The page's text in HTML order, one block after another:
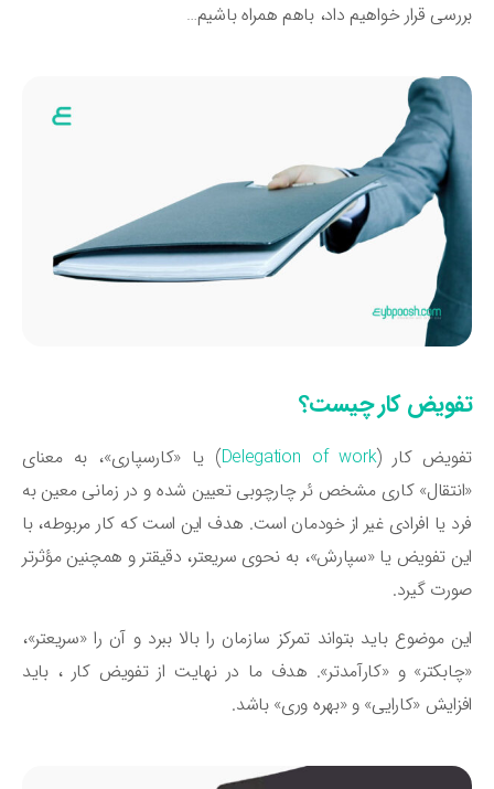
قرار خواهیم داد، باهم همراه باشیم…
کار چیست؟
کار (Delegation of work) یا «کارسپاری»، به معنای
کاری مشخص ئر چارچوبی تعیین شده و در زمانی معین به
یا افرادی غیر از خودمان است. هدف این است که کار مربوطه، با
تفویض یا «سپارش»، به نحوی سریعتر، دقیقتر و همچنین مؤثرتر
گیرد.
موضوع باید بتواند تمرکز سازمان را بالا ببرد و آن را «سریعتر»،
و «کارآمدتر». هدف ما در نهایت از تفویض کار ، باید
«کارایی» و «بهره وری» باشد.